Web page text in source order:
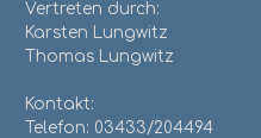
Vertreten durch:
Karsten Lungwitz
Thomas Lungwitz
Kontakt:
Telefon: 03433/204494